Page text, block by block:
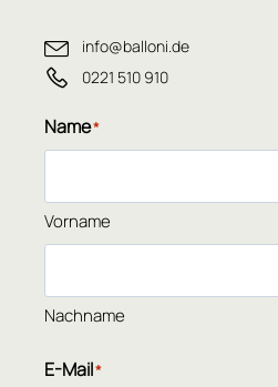
info@balloni.de
0221 510 910
Name*
Vorname
Nachname
E-Mail*